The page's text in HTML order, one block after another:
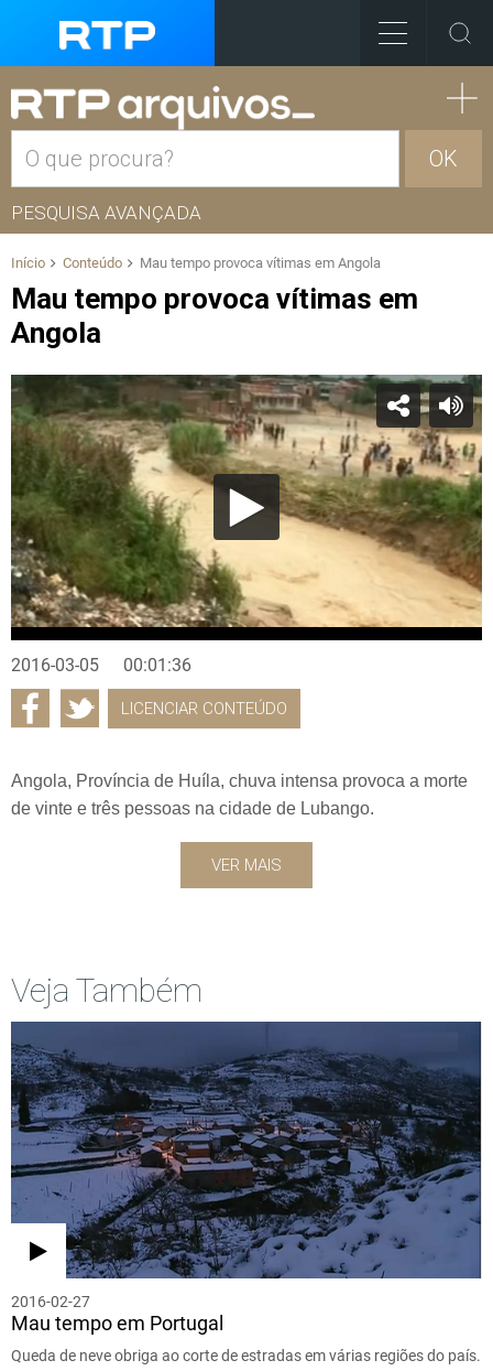
OK
PESQUISA AVANÇADA
Início Conteúdo Mau tempo provoca vítimas em Angola
Mau tempo provoca vítimas em
Angola
2016-03-05 00:01:36
LICENCIAR CONTEÚDO
Angola, Província de Huíla, chuva intensa provoca a morte
de vinte e três pessoas na cidade de Lubango.
VER MAIS
Veja Também
2016-02-27
Mau tempo em Portugal
Queda de neve obriga ao corte de estradas em várias regiões do país.